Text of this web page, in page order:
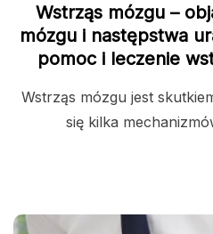
Wstrząs mózgu –
mózgu i następstwa
pomoc i leczenie
Wstrząs mózgu jest
się kilka